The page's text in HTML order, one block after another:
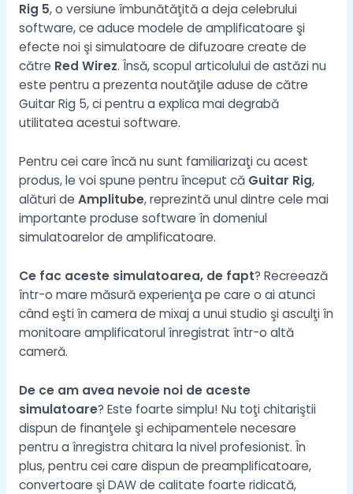
Rig 5, o versiune îmbunătăţită a deja celebrului
software, ce aduce modele de amplificatoare şi
efecte noi şi simulatoare de difuzoare create de
către Red Wirez. Însă, scopul articolului de astăzi nu
este pentru a prezenta noutăţile aduse de către
Guitar Rig 5, ci pentru a explica mai degrabă
utilitatea acestui software.
Pentru cei care încă nu sunt familiarizaţi cu acest
produs, le voi spune pentru început că Guitar Rig,
alături de Amplitube, reprezintă unul dintre cele mai
importante produse software în domeniul
simulatoarelor de amplificatoare.
Ce fac aceste simulatoarea, de fapt? Recreează
într-o mare măsură experienţa pe care o ai atunci
când eşti în camera de mixaj a unui studio şi asculţi în
monitoare amplificatorul înregistrat într-o altă
cameră.
De ce am avea nevoie noi de aceste
simulatoare? Este foarte simplu! Nu toţi chitariştii
dispun de finanţele şi echipamentele necesare
pentru a înregistra chitara la nivel profesionist. În
plus, pentru cei care dispun de preamplificatoare,
convertoare şi DAW de calitate foarte ridicată,